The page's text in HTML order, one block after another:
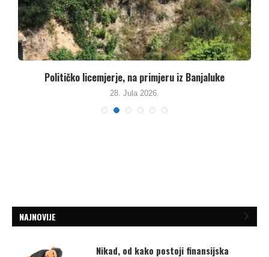
Političko licemjerje, na primjeru iz Banjaluke
28. Jula 2026.
NAJNOVIJE
Nikad, od kako postoji finansijska